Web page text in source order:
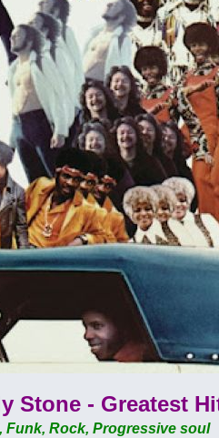
Stone - Greatest
Rock, Progressive soul